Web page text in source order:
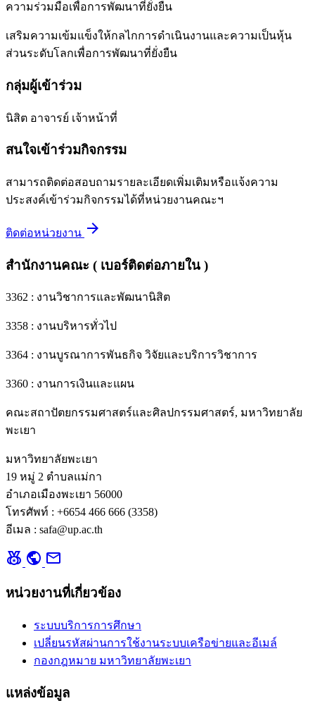
ความร่วมมือเพื่อการพัฒนาที่ยั่งยืน
เสริมความเข้มแข็งให้กลไกการดำเนินงานและความเป็นหุ้น
ส่วนระดับโลกเพื่อการพัฒนาที่ยั่งยืน
กลุ่มผู้เข้าร่วม
นิสิต อาจารย์ เจ้าหน้าที่
สนใจเข้าร่วมกิจกรรม
สามารถติดต่อสอบถามรายละเอียดเพิ่มเติมหรือแจ้งความ
ประสงค์เข้าร่วมกิจกรรมได้ที่หน่วยงานคณะฯ
ติดต่อหน่วยงาน arrow_forward
สำนักงานคณะ ( เบอร์ติดต่อภายใน )
3362 : งานวิชาการและพัฒนานิสิต
3358 : งานบริหารทั่วไป
3364 : งานบูรณาการพันธกิจ วิจัยและบริการวิชาการ
3360 : งานการเงินและแผน
คณะสถาปัตยกรรมศาสตร์และศิลปกรรมศาสตร์, มหาวิทยาลัย
พะเยา
มหาวิทยาลัยพะเยา
19 หมู่ 2 ตำบลแม่กา
อำเภอเมืองพะเยา 56000
โทรศัพท์ : +6654 466 666 (3358)
อีเมล : safa@up.ac.th
social_leaderboard public mail
หน่วยงานที่เกี่ยวข้อง
ระบบบริการการศึกษา
เปลี่ยนรหัสผ่านการใช้งานระบบเครือข่ายและอีเมล์
กองกฎหมาย มหาวิทยาลัยพะเยา
แหล่งข้อมูล